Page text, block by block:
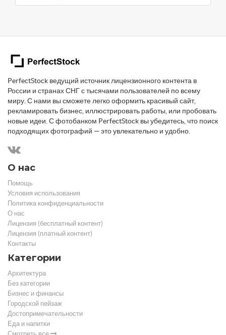
PerfectStock ведущий источник лицензионного контента в
России и странах СНГ с тысячами пользователей по всему
миру. С нами вы сможете легко оформить красивый сайт,
рекламировать бизнес, иллюстрировать работы, или пробовать
новые идеи. С фотобанком PerfectStock вы убедитесь, что поиск
подходящих фотографий — это увлекательно и удобно.
О нас
Помощь
Условия использования
Политика конфиденциальности
О нас
Лицензия (бесплатный контент)
Лицензия (платный контент)
Контакты
Категории
Архитектура
Без категории
Бизнес и финансы
Городской пейзаж
Достопримечательности
Еда и напитки